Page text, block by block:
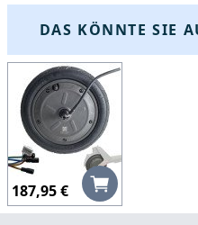
DAS KÖNNTE SIE
187,95 €